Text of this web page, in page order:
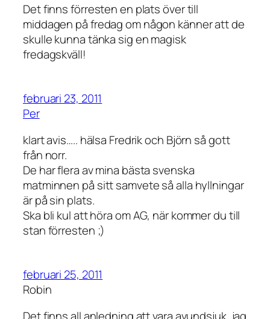
Det finns förresten en plats över till
middagen på fredag om någon känner att de
skulle kunna tänka sig en magisk
fredagskväll!
februari 23, 2011
Per
klart avis….. hälsa Fredrik och Björn så gott
från norr.
De har flera av mina bästa svenska
matminnen på sitt samvete så alla hyllningar
är på sin plats.
Ska bli kul att höra om AG, när kommer du till
stan förresten ;)
februari 25, 2011
Robin
Det finns all anledning att vara avundsjuk, jag